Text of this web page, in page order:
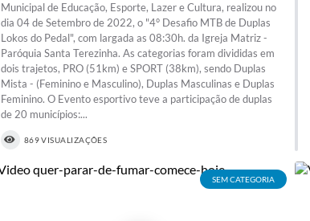
Municipal de Educação, Esporte, Lazer e Cultura, realizou no
dia 04 de Setembro de 2022, o "4° Desafio MTB de Duplas
Lokos do Pedal", com largada as 08:30h. da Igreja Matriz -
Paróquia Santa Terezinha. As categorias foram divididas em
dois trajetos, PRO (51km) e SPORT (38km), sendo Duplas
Mista - (Feminino e Masculino), Duplas Masculinas e Duplas
Feminino. O Evento esportivo teve a participação de duplas
de 20 municípios:...
869 VISUALIZAÇÕES
SEM CATEGORIA